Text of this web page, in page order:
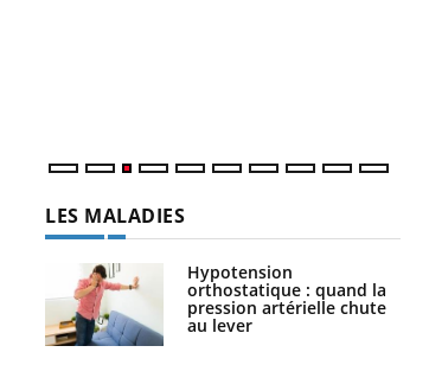
LES MALADIES
Hypotension
orthostatique : quand la
pression artérielle chute
au lever